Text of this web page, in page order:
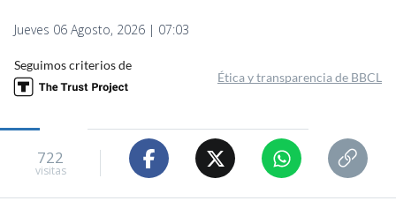
Jueves 06 Agosto, 2026 | 07:03
Seguimos criterios de
Ética y transparencia de BBCL
722
visitas